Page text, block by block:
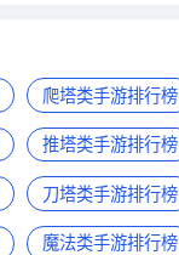
爬塔类手游排行榜
推塔类手游排行榜
刀塔类手游排行榜
魔法类手游排行榜